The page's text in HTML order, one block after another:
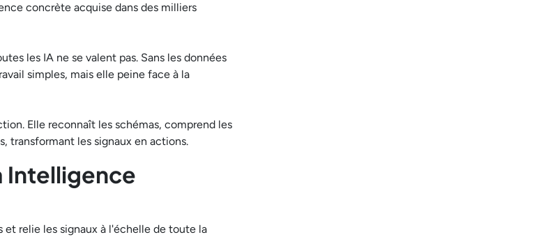
concrète acquise dans des milliers
les IA ne se valent pas. Sans les données
simples, mais elle peine face à la
Elle reconnaît les schémas, comprend les
transformant les signaux en actions.
Intelligence
relie les signaux à l'échelle de toute la